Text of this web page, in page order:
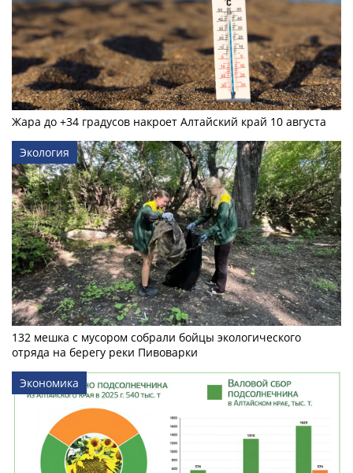
Жара до +34 градусов накроет Алтайский край 10 августа
Экология
132 мешка с мусором собрали бойцы экологического
отряда на берегу реки Пивоварки
Экономика